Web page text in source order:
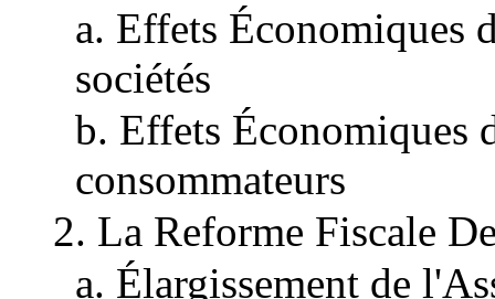
a. Effets Économiques
sociétés
b. Effets Économiques
consommateurs
2. La Reforme Fiscale
a. Élargissement de